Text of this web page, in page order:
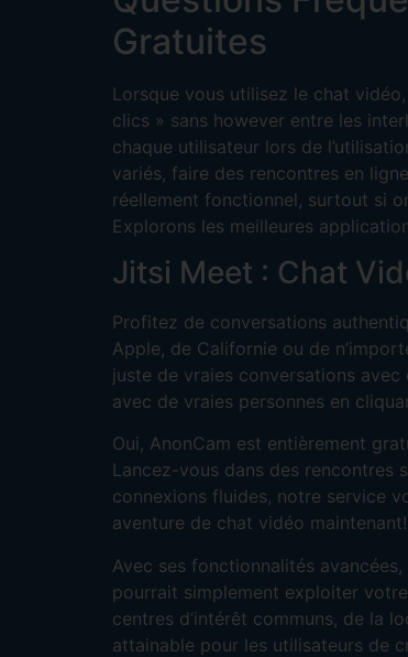
Gratuites
Lorsque vous utilisez le chat
clics » sans however entre les
chaque utilisateur lors de
variés, faire des rencontres en
réellement fonctionnel, surtout si
Explorons les meilleures
Jitsi Meet : Chat
Profitez de conversations
Apple, de Californie ou de
juste de vraies conversations
avec de vraies personnes en
Oui, AnonCam est entièrement
Lancez-vous dans des rencontres
connexions fluides, notre service
aventure de chat vidéo maintenant!
Avec ses fonctionnalités
pourrait simplement exploiter
centres d’intérêt communs, de la
attainable pour les utilisateurs de